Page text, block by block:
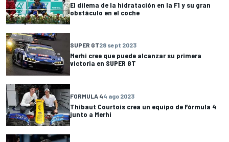
El dilema de la hidratación en la F1 y su gran
obstáculo en el coche
SUPER GT28 sept 2023
Merhi cree que puede alcanzar su primera
victoria en SUPER GT
FORMULA 44 ago 2023
Thibaut Courtois crea un equipo de Fórmula 4
junto a Merhi